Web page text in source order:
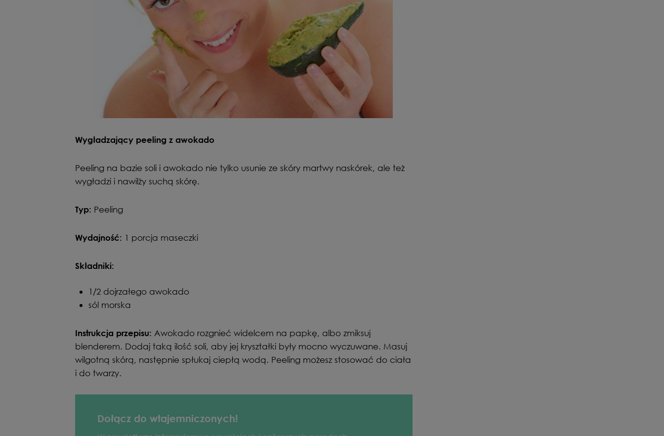
Wygładzający peeling z awokado
Peeling na bazie soli i awokado nie tylko usunie ze skóry martwy naskórek, ale też
wygładzi i nawilży suchą skórę.
Typ: Peeling
Wydajność: 1 porcja maseczki
Składniki:
1/2 dojrzałego awokado
sól morska
Instrukcja przepisu: Awokado rozgnieć widelcem na papkę, albo zmiksuj
blenderem. Dodaj taką ilość soli, aby jej kryształki były mocno wyczuwane. Masuj
wilgotną skórą, następnie spłukaj ciepłą wodą. Peeling możesz stosować do ciała
i do twarzy.
Dołącz do wtajemniczonych!